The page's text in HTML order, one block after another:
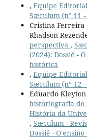
, Equipe Editorial
Sæculum (n° 11
Cristina Ferreira
Rhadson
perspectiva ,
(2024): Dossiê -
histórica
, Equipe Editorial
Sæculum (n° 12
Eduardo
historiografia do
História da
, Sæculum -
Dossiê - O